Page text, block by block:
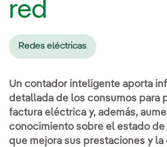
red
Redes eléctricas
Un contador inteligente aporta
detallada de los consumos para
factura eléctrica y, además,
conocimiento sobre el estado
que mejora sus prestaciones y